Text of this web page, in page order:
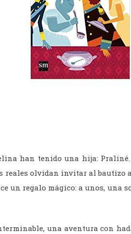
han tenido una hija:
reales olvidan invitar al bautizo
un regalo mágico: a unos, una
una aventura con